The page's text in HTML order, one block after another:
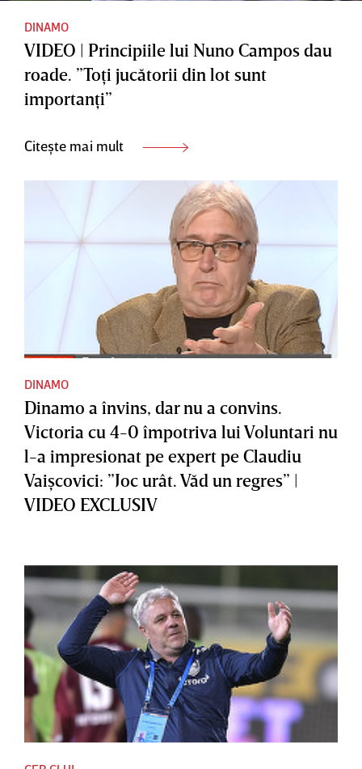
DINAMO
VIDEO | Principiile lui Nuno Campos dau
roade. ”Toţi jucătorii din lot sunt
importanţi”
Citește mai mult
DINAMO
Dinamo a învins, dar nu a convins.
Victoria cu 4-0 împotriva lui Voluntari nu
l-a impresionat pe expert pe Claudiu
Vaişcovici: ”Joc urât. Văd un regres” |
VIDEO EXCLUSIV